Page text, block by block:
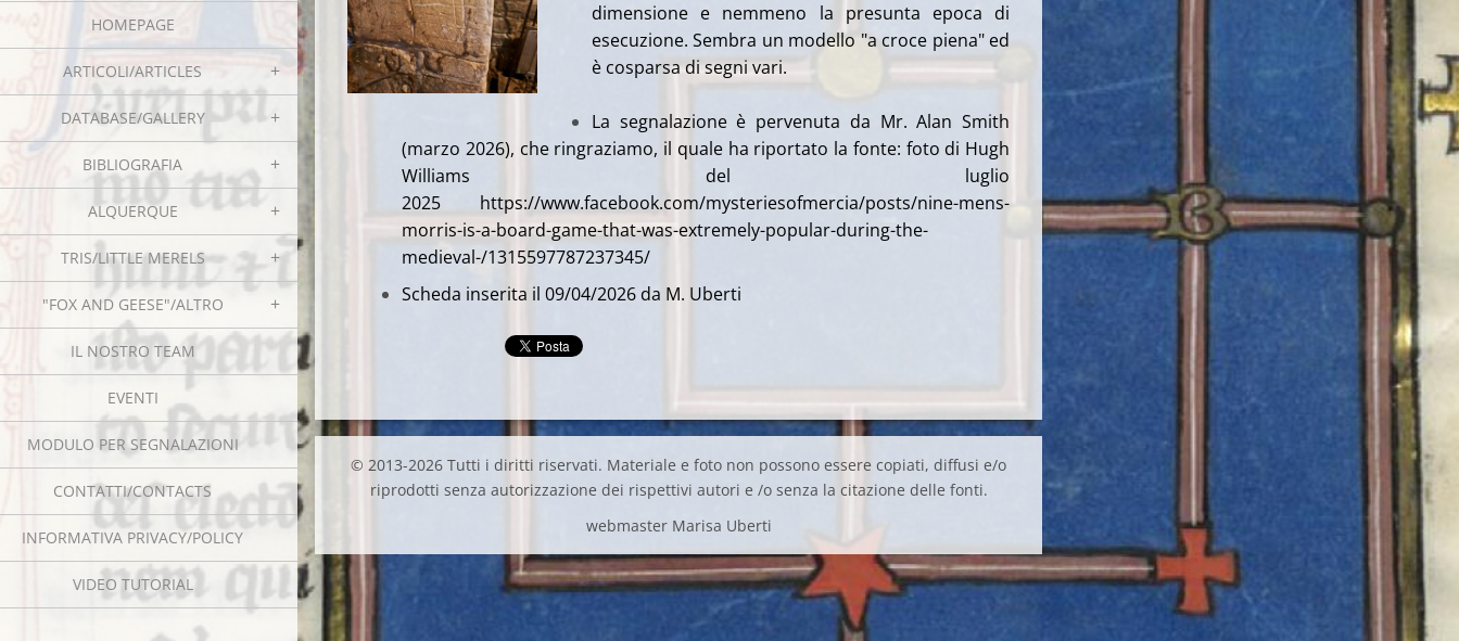
HOMEPAGE
ARTICOLI/ARTICLES
DATABASE/GALLERY
BIBLIOGRAFIA
ALQUERQUE
TRIS/LITTLE MERELS
"FOX AND GEESE"/ALTRO
IL NOSTRO TEAM
EVENTI
MODULO PER SEGNALAZIONI
CONTATTI/CONTACTS
INFORMATIVA PRIVACY/POLICY
VIDEO TUTORIAL
dimensione e nemmeno la presunta epoca di
esecuzione. Sembra un modello "a croce piena" ed
è cosparsa di segni vari.
La segnalazione è pervenuta da Mr. Alan Smith
(marzo 2026), che ringraziamo, il quale ha riportato la fonte: foto di Hugh
Williams del luglio
2025 https://www.facebook.com/mysteriesofmercia/posts/nine-mens-
morris-is-a-board-game-that-was-extremely-popular-during-the-
medieval-/1315597787237345/
Scheda inserita il 09/04/2026 da M. Uberti
© 2013-2026 Tutti i diritti riservati. Materiale e foto non possono essere copiati, diffusi e/o
riprodotti senza autorizzazione dei rispettivi autori e /o senza la citazione delle fonti.
webmaster Marisa Uberti